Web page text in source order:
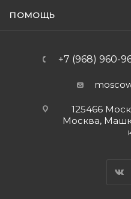
ПОМОЩЬ
+7 (968) 960-
125466
Москва,